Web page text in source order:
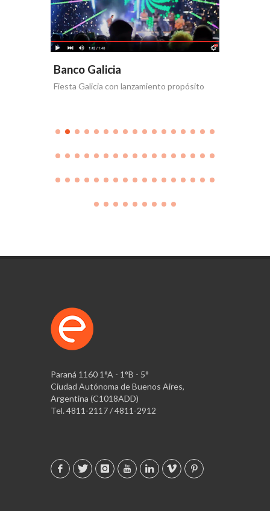
Banco Galicia
Fiesta Galicia con lanzamiento propósito
Paraná 1160 1°A - 1°B - 5°
Ciudad Autónoma de Buenos Aires,
Argentina (C1018ADD)
Tel. 4811-2117 / 4811-2912